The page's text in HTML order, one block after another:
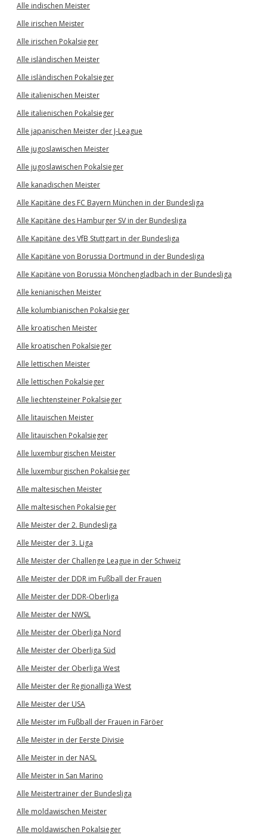
Alle indischen Meister
Alle irischen Meister
Alle irischen Pokalsieger
Alle isländischen Meister
Alle isländischen Pokalsieger
Alle italienischen Meister
Alle italienischen Pokalsieger
Alle japanischen Meister der J-League
Alle jugoslawischen Meister
Alle jugoslawischen Pokalsieger
Alle kanadischen Meister
Alle Kapitäne des FC Bayern München in der Bundesliga
Alle Kapitäne des Hamburger SV in der Bundesliga
Alle Kapitäne des VfB Stuttgart in der Bundesliga
Alle Kapitäne von Borussia Dortmund in der Bundesliga
Alle Kapitäne von Borussia Mönchengladbach in der Bundesliga
Alle kenianischen Meister
Alle kolumbianischen Pokalsieger
Alle kroatischen Meister
Alle kroatischen Pokalsieger
Alle lettischen Meister
Alle lettischen Pokalsieger
Alle liechtensteiner Pokalsieger
Alle litauischen Meister
Alle litauischen Pokalsieger
Alle luxemburgischen Meister
Alle luxemburgischen Pokalsieger
Alle maltesischen Meister
Alle maltesischen Pokalsieger
Alle Meister der 2. Bundesliga
Alle Meister der 3. Liga
Alle Meister der Challenge League in der Schweiz
Alle Meister der DDR im Fußball der Frauen
Alle Meister der DDR-Oberliga
Alle Meister der NWSL
Alle Meister der Oberliga Nord
Alle Meister der Oberliga Süd
Alle Meister der Oberliga West
Alle Meister der Regionalliga West
Alle Meister der USA
Alle Meister im Fußball der Frauen in Färöer
Alle Meister in der Eerste Divisie
Alle Meister in der NASL
Alle Meister in San Marino
Alle Meistertrainer der Bundesliga
Alle moldawischen Meister
Alle moldawischen Pokalsieger